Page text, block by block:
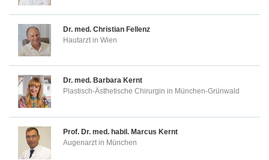
Dr. med. Christian Fellenz
Hautarzt in Wien
Dr. med. Barbara Kernt
Plastisch-Ästhetische Chirurgin in München-Grünwald
Prof. Dr. med. habil. Marcus Kernt
Augenarzt in München